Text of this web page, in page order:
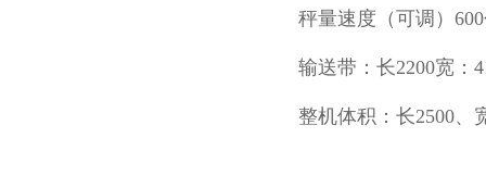
秤量速度（可调）
输送带：长2200宽：
整机体积：长2500、